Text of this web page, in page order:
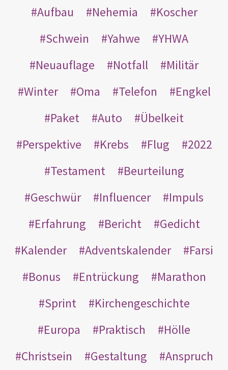
Aufbau
Nehemia
Koscher
Schwein
Yahwe
YHWA
Neuauflage
Notfall
Militär
Winter
Oma Telefon
Engkel
Paket
Auto
Übelkeit
Perspektive
Krebs Flug
2022
Testament
Beurteilung
Geschwür
Influencer
Impuls
Erfahrung
Bericht
Gedicht
Kalender
Adventskalender
Farsi
Bonus
Entrückung
Marathon
Sprint
Kirchengeschichte
Europa
Praktisch
Hölle
Christsein
Gestaltung
Anspruch